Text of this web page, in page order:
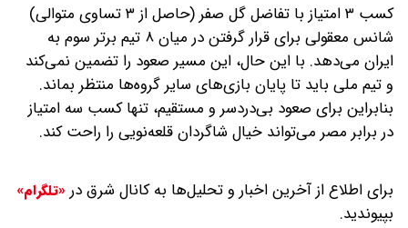
کسب ۳ امتیاز با تفاضل گل صفر (حاصل از ۳ تساوی متوالی)
شانس معقولی برای قرار گرفتن در میان ۸ تیم برتر سوم به
ایران می‌دهد. با این حال، این مسیر صعود را تضمین نمی‌کند
و تیم ملی باید تا پایان بازی‌های سایر گروه‌ها منتظر بماند.
بنابراین برای صعود بی‌دردسر و مستقیم، تنها کسب سه امتیاز
در برابر مصر می‌تواند خیال شاگردان قلعه‌نویی را راحت کند.
برای اطلاع از آخرین اخبار و تحلیل‌ها به کانال شرق در «تلگرام»
بپیوندید.